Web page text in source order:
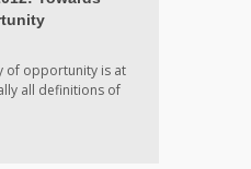
of opportunity is at
all definitions of